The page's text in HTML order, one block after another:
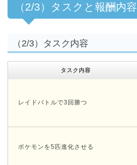
（2/3）タスクと報酬内容
（2/3）タスク内容
タスク内容
レイドバトルで3回勝つ
ポケモンを5匹進化させる